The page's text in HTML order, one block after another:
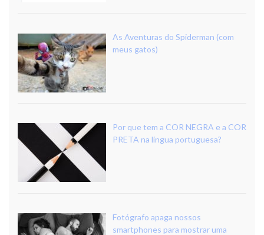
As Aventuras do Spiderman (com
meus gatos)
Por que tem a COR NEGRA e a COR
PRETA na língua portuguesa?
Fotógrafo apaga nossos
smartphones para mostrar uma